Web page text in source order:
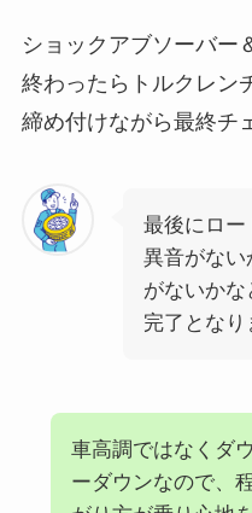
ショックアブソーバー
終わったらトルクレン
締め付けながら最終チ
最後にロー
異音がない
がないか
車高調ではなくダ
ーダウンなので、